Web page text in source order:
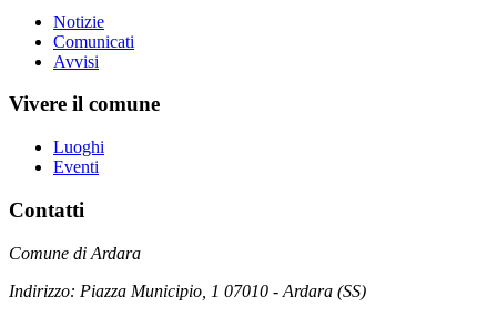
Notizie
Comunicati
Avvisi
Vivere il comune
Luoghi
Eventi
Contatti
Comune di Ardara
Indirizzo: Piazza Municipio, 1 07010 - Ardara (SS)